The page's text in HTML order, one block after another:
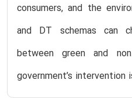
consumers, and the
and DT schemas can
between green and
government’s intervention